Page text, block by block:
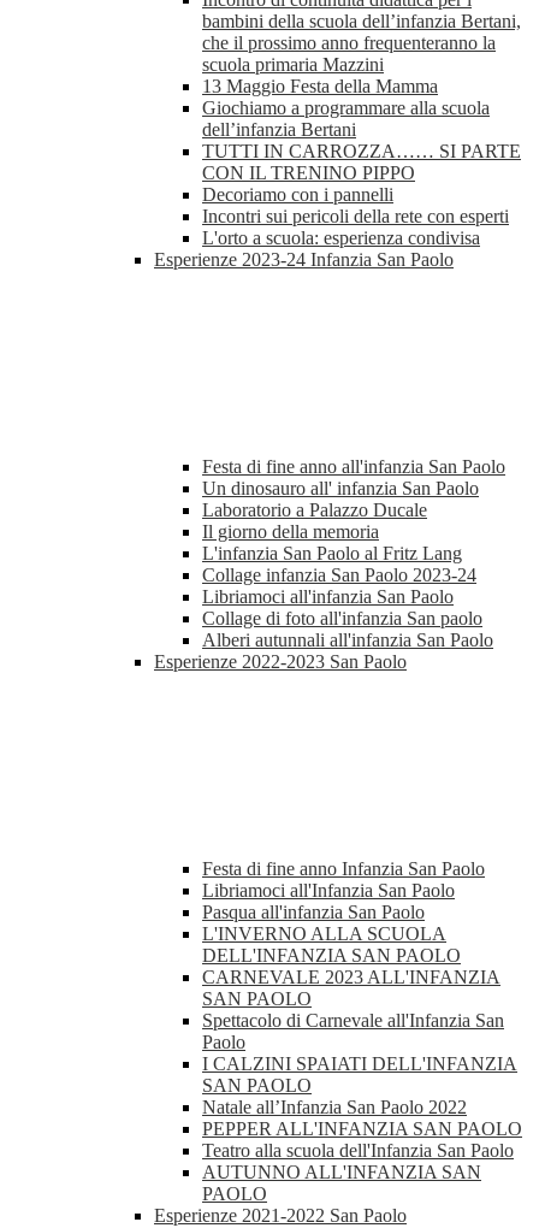
bambini della scuola dell’infanzia Bertani,
che il prossimo anno frequenteranno la
scuola primaria Mazzini
13 Maggio Festa della Mamma
Giochiamo a programmare alla scuola
dell’infanzia Bertani
TUTTI IN CARROZZA…… SI PARTE
CON IL TRENINO PIPPO
Decoriamo con i pannelli
Incontri sui pericoli della rete con esperti
L'orto a scuola: esperienza condivisa
Esperienze 2023-24 Infanzia San Paolo
Festa di fine anno all'infanzia San Paolo
Un dinosauro all' infanzia San Paolo
Laboratorio a Palazzo Ducale
Il giorno della memoria
L'infanzia San Paolo al Fritz Lang
Collage infanzia San Paolo 2023-24
Libriamoci all'infanzia San Paolo
Collage di foto all'infanzia San paolo
Alberi autunnali all'infanzia San Paolo
Esperienze 2022-2023 San Paolo
Festa di fine anno Infanzia San Paolo
Libriamoci all'Infanzia San Paolo
Pasqua all'infanzia San Paolo
L'INVERNO ALLA SCUOLA
DELL'INFANZIA SAN PAOLO
CARNEVALE 2023 ALL'INFANZIA
SAN PAOLO
Spettacolo di Carnevale all'Infanzia San
Paolo
I CALZINI SPAIATI DELL'INFANZIA
SAN PAOLO
Natale all’Infanzia San Paolo 2022
PEPPER ALL'INFANZIA SAN PAOLO
Teatro alla scuola dell'Infanzia San Paolo
AUTUNNO ALL'INFANZIA SAN
PAOLO
Esperienze 2021-2022 San Paolo